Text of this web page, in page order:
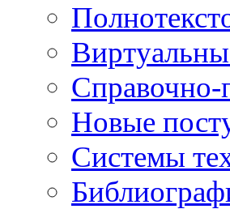
Справочно-
Новые
Cистемы